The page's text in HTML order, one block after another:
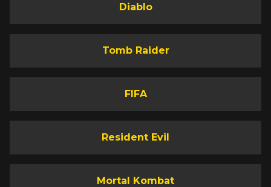
Diablo
Tomb Raider
FIFA
Resident Evil
Mortal Kombat